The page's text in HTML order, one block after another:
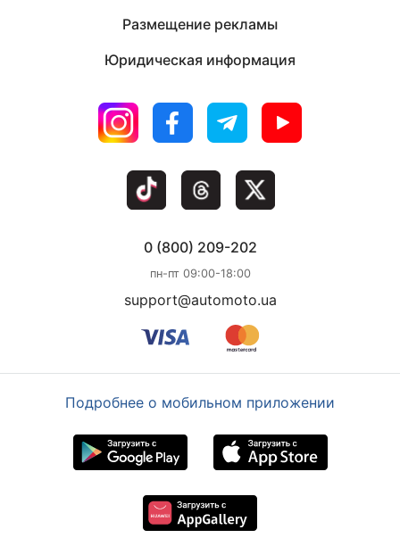
Размещение рекламы
Юридическая информация
0 (800) 209-202
пн-пт 09:00-18:00
support@automoto.ua
Подробнее о мобильном приложении